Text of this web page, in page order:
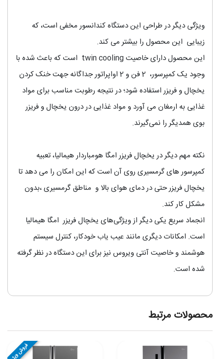
ویژگی دیگر در طراحی این دستگاه کندانسور مخفی است، که
زیبایی این محصول را بیشتر می کند.
این محصول دارای خاصیت twin cooling است که باعث شده با
وجود یک کمپرسور، 2 فن و 2 اواپراتور جداگانه جهت خنک کردن
یخچال و فریزر استفاده شود؛ در نتیجه رطوبت مناسب برای مواد
غذایی به ارمغان می آورد و مواد غذایی در درون یخچال و فریزر
بوی همدیگر را نمی‌گیرند.
نکته مهم دیگر در یخچال فریزر امگا هومباردار هیمالیا، تعبیه
کمپرسور های گرمسیری روی آن است که این امکان را می دهد تا
یخچال فریزر حتی در دمای هوای بالا و مناطق گرمسیری ،بدون
مشکل کار کند.
انجماد سریع یکی دیگر از ویژگی‌های یخچال فریزر امگا هیمالیا
است. امکانات دیگری مانند عیب یاب خودکار، کنترل سیستم
هوشمند و خاصیت آنتی ویروس نیز برای این دستگاه در نظر گرفته
شده است.
محصولات مرتبط
فروش ویژه